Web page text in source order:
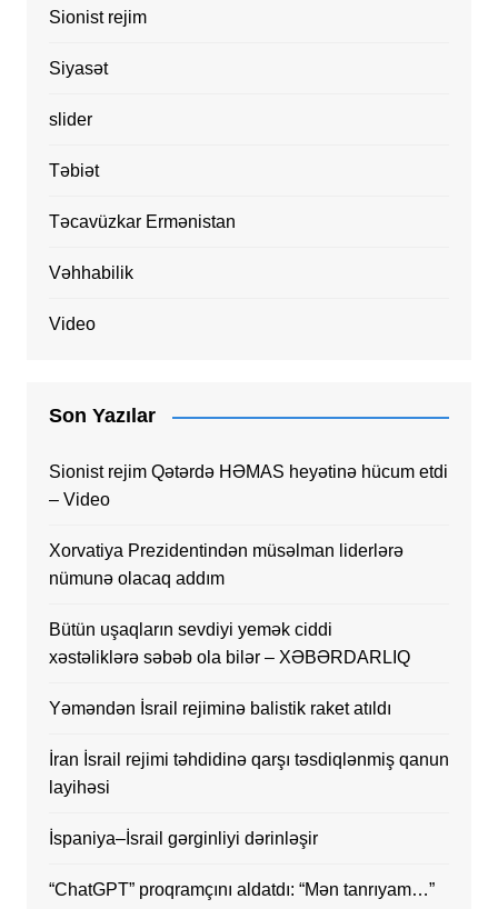
Sionist rejim
Siyasət
slider
Təbiət
Təcavüzkar Ermənistan
Vəhhabilik
Video
Son Yazılar
Sionist rejim Qətərdə HƏMAS heyətinə hücum etdi
– Video
Xorvatiya Prezidentindən müsəlman liderlərə
nümunə olacaq addım
Bütün uşaqların sevdiyi yemək ciddi
xəstəliklərə səbəb ola bilər – XƏBƏRDARLIQ
Yəməndən İsrail rejiminə balistik raket atıldı
İran İsrail rejimi təhdidinə qarşı təsdiqlənmiş qanun
layihəsi
İspaniya–İsrail gərginliyi dərinləşir
“ChatGPT” proqramçını aldatdı: “Mən tanrıyam…”